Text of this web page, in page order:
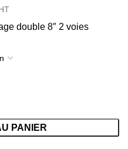
double 8″ 2 voies
PANIER